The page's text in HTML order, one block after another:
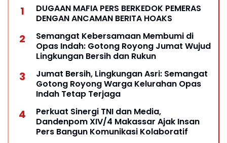
DUGAAN MAFIA PERS BERKEDOK PEMERAS
DENGAN ANCAMAN BERITA HOAKS
Semangat Kebersamaan Membumi di
Opas Indah: Gotong Royong Jumat Wujud
Lingkungan Bersih dan Rukun
Jumat Bersih, Lingkungan Asri: Semangat
Gotong Royong Warga Kelurahan Opas
Indah Tetap Terjaga
Perkuat Sinergi TNI dan Media,
Dandenpom XIV/4 Makassar Ajak Insan
Pers Bangun Komunikasi Kolaboratif